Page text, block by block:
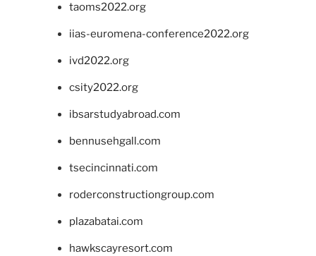
taoms2022.org
iias-euromena-conference2022.org
ivd2022.org
csity2022.org
ibsarstudyabroad.com
bennusehgall.com
tsecincinnati.com
roderconstructiongroup.com
plazabatai.com
hawkscayresort.com